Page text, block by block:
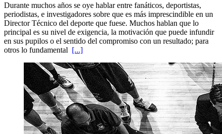
Durante muchos años se oye hablar entre fanáticos, deportistas,
periodistas, e investigadores sobre que es más imprescindible en un
Director Técnico del deporte que fuese. Muchos hablan que lo
principal es su nivel de exigencia, la motivación que puede infundir
en sus pupilos o el sentido del compromiso con un resultado; para
otros lo fundamental [...]